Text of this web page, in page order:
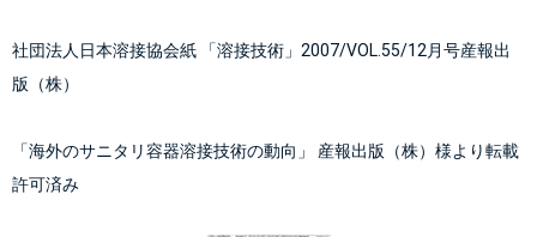
社団法人日本溶接協会紙 「溶接技術」2007/VOL.55/12月号産報出
版（株）
「海外のサニタリ容器溶接技術の動向」 産報出版（株）様より転載
許可済み